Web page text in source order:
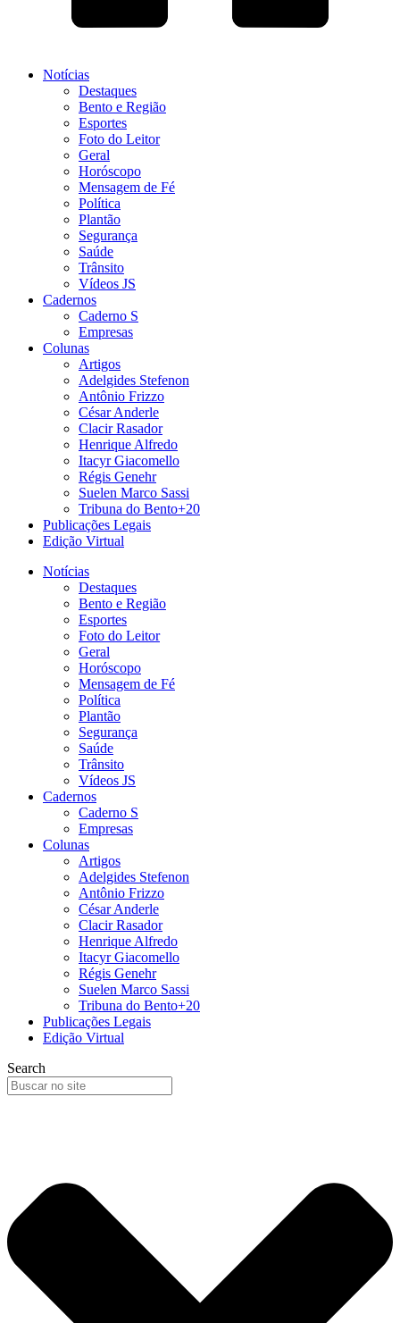
Notícias
Destaques
Bento e Região
Esportes
Foto do Leitor
Geral
Horóscopo
Mensagem de Fé
Política
Plantão
Segurança
Saúde
Trânsito
Vídeos JS
Cadernos
Caderno S
Empresas
Colunas
Artigos
Adelgides Stefenon
Antônio Frizzo
César Anderle
Clacir Rasador
Henrique Alfredo
Itacyr Giacomello
Régis Genehr
Suelen Marco Sassi
Tribuna do Bento+20
Publicações Legais
Edição Virtual
Notícias
Destaques
Bento e Região
Esportes
Foto do Leitor
Geral
Horóscopo
Mensagem de Fé
Política
Plantão
Segurança
Saúde
Trânsito
Vídeos JS
Cadernos
Caderno S
Empresas
Colunas
Artigos
Adelgides Stefenon
Antônio Frizzo
César Anderle
Clacir Rasador
Henrique Alfredo
Itacyr Giacomello
Régis Genehr
Suelen Marco Sassi
Tribuna do Bento+20
Publicações Legais
Edição Virtual
Search